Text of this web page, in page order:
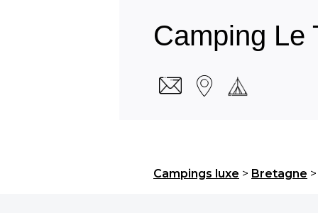
Camping Le
Campings luxe > Bretagne >